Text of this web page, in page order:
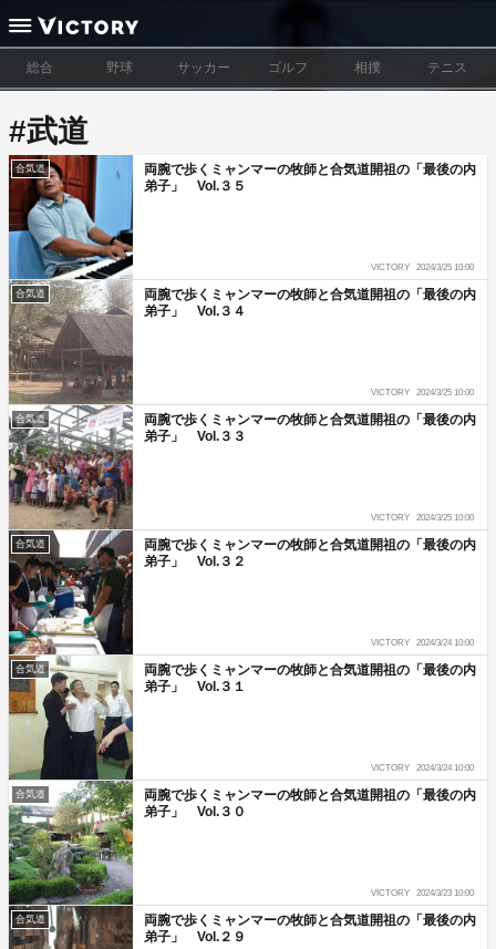
総合 野球 サッカー ゴルフ 相撲 テニス
#武道
合気道
両腕で歩くミャンマーの牧師と合気道開祖の「最後の内
弟子」 Vol.３５
VICTORY 2024/3/25 10:00
合気道
両腕で歩くミャンマーの牧師と合気道開祖の「最後の内
弟子」 Vol.３４
VICTORY 2024/3/25 10:00
合気道
両腕で歩くミャンマーの牧師と合気道開祖の「最後の内
弟子」 Vol.３３
VICTORY 2024/3/25 10:00
合気道
両腕で歩くミャンマーの牧師と合気道開祖の「最後の内
弟子」 Vol.３２
VICTORY 2024/3/24 10:00
合気道
両腕で歩くミャンマーの牧師と合気道開祖の「最後の内
弟子」 Vol.３１
VICTORY 2024/3/24 10:00
合気道
両腕で歩くミャンマーの牧師と合気道開祖の「最後の内
弟子」 Vol.３０
VICTORY 2024/3/23 10:00
合気道
両腕で歩くミャンマーの牧師と合気道開祖の「最後の内
弟子」 Vol.２９